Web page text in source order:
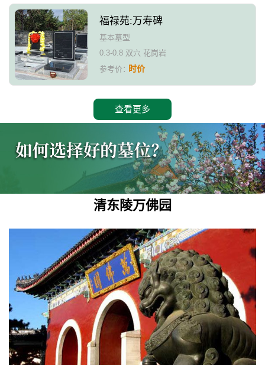
福禄苑:万寿碑
基本墓型
0.3-0.8 双穴 花岗岩
参考价：时价
查看更多
清东陵万佛园